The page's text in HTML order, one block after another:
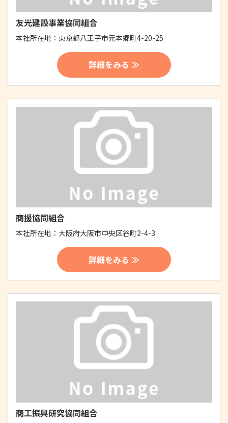
友光建設事業協同組合
本社所在地： 東京都八王子市元本郷町4-20-25
詳細をみる ≫
商援協同組合
本社所在地： 大阪府大阪市中央区谷町2-4-3
詳細をみる ≫
商工振興研究協同組合